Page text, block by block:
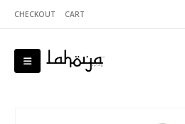
CHECKOUT CART